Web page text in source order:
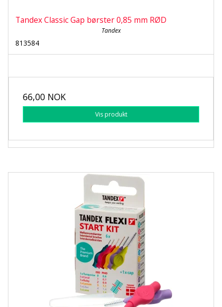
Tandex Classic Gap børster 0,85 mm RØD
Tandex
813584
66,00 NOK
Vis produkt